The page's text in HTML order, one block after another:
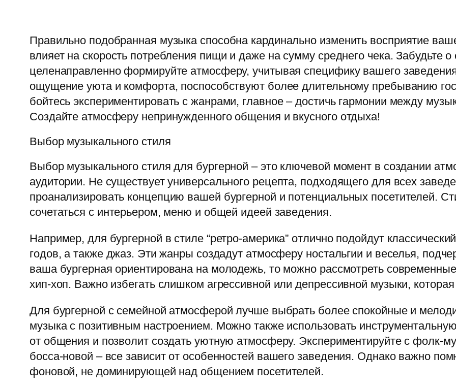
Правильно подобранная музыка способна кардинально изменить восприятие
влияет на скорость потребления пищи и даже на сумму среднего чека. Забудьте
целенаправленно формируйте атмосферу, учитывая специфику вашего
ощущение уюта и комфорта, поспособствуют более длительному пребыванию
бойтесь экспериментировать с жанрами, главное – достичь гармонии между
Создайте атмосферу непринужденного общения и вкусного отдыха!
Выбор музыкального стиля
Выбор музыкального стиля для бургерной – это ключевой момент в создании
аудитории. Не существует универсального рецепта, подходящего для всех
проанализировать концепцию вашей бургерной и потенциальных посетителей.
сочетаться с интерьером, меню и общей идеей заведения.
Например, для бургерной в стиле “ретро-америка” отлично подойдут
годов, а также джаз. Эти жанры создадут атмосферу ностальгии и веселья,
ваша бургерная ориентирована на молодежь, то можно рассмотреть
хип-хоп. Важно избегать слишком агрессивной или депрессивной музыки, которая
Для бургерной с семейной атмосферой лучше выбрать более спокойные и
музыка с позитивным настроением. Можно также использовать
от общения и позволит создать уютную атмосферу. Экспериментируйте с фолк-
босса-новой – все зависит от особенностей вашего заведения. Однако важно
фоновой, не доминирующей над общением посетителей.